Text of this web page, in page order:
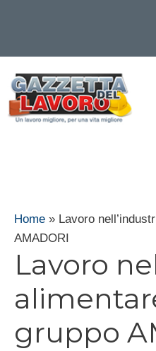
contenuto
Home » Lavoro
AMADORI
Lavoro
gruppo